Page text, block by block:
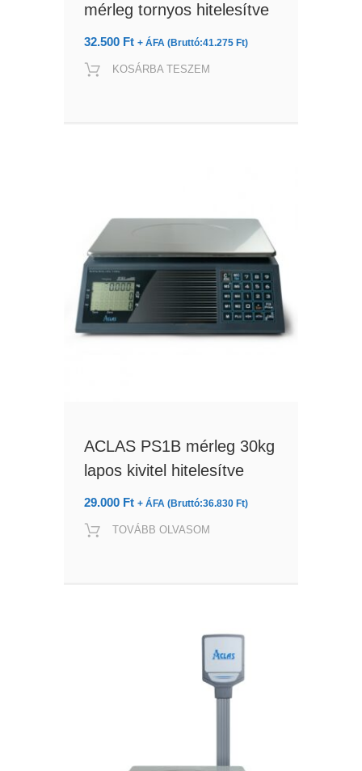
mérleg tornyos hitelesítve
32.500 Ft + ÁFA (Bruttó:41.275 Ft)
KOSÁRBA TESZEM
ACLAS PS1B mérleg 30kg
lapos kivitel hitelesítve
29.000 Ft + ÁFA (Bruttó:36.830 Ft)
TOVÁBB OLVASOM